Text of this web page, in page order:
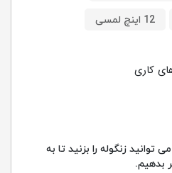
12 اینچ لمسی
کاری
توانید زنگوله را بزنید تا به
بدهیم.